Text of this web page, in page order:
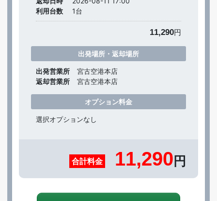
利用台数
1台
11,290円
出発場所・返却場所
出発営業所
宮古空港本店
返却営業所
宮古空港本店
オプション料金
選択オプションなし
合計料金 11,290円